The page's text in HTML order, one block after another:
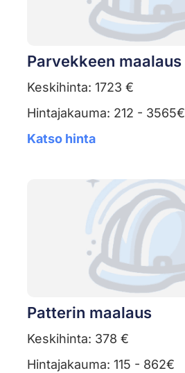
Parvekkeen maalaus
Keskihinta: 1723 €
Hintajakauma: 212 - 3565€
Katso hinta
Patterin maalaus
Keskihinta: 378 €
Hintajakauma: 115 - 862€